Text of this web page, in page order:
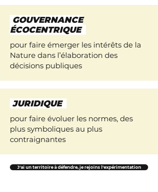
GOUVERNANCE
ÉCOCENTRIQUE
pour faire émerger les intérêts de la
Nature dans l’élaboration des
décisions publiques
JURIDIQUE
pour faire évoluer les normes, des
plus symboliques au plus
contraignantes
J'ai un territoire à défendre, je rejoins l'expérimentation